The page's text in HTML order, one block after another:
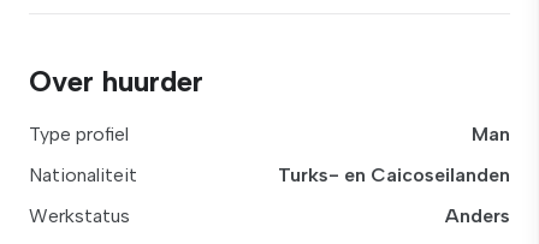
Over huurder
Type profiel
Man
Nationaliteit
Turks- en Caicoseilanden
Werkstatus
Anders